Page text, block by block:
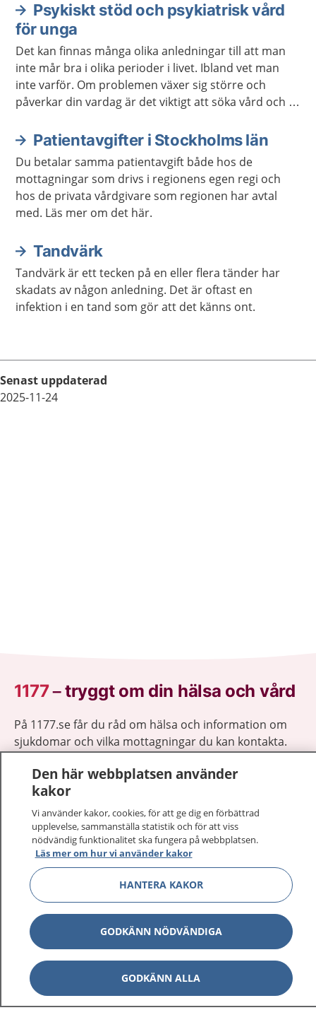
Psykiskt stöd och psykiatrisk vård
för unga
Det kan finnas många olika anledningar till att man
inte mår bra i olika perioder i livet. Ibland vet man
inte varför. Om problemen växer sig större och
påverkar din vardag är det viktigt att söka vård och få
Patientavgifter i Stockholms län
Du betalar samma patientavgift både hos de
mottagningar som drivs i regionens egen regi och
hos de privata vårdgivare som regionen har avtal
med. Läs mer om det här.
Tandvärk
Tandvärk är ett tecken på en eller flera tänder har
skadats av någon anledning. Det är oftast en
infektion i en tand som gör att det känns ont.
Senast uppdaterad
2025-11-24
1177–tryggt om din hälsa och vård
På 1177.se får du råd om hälsa och information om
sjukdomar och vilka mottagningar du kan kontakta.
vårdärenden. Ring telefonnummer 1177 för
sjukvårdsrådgivning dygnet runt.
1177 ger dig råd när du vill må bättre.
1177 på flera språk Visa
Om 1177 Visa
Kontakt Visa
Den här webbplatsen använder
kakor
Vi använder kakor, cookies, för att ge dig en förbättrad
upplevelse, sammanställa statistik och för att viss
nödvändig funktionalitet ska fungera på webbplatsen.
Läs mer om hur vi använder kakor
HANTERA KAKOR
GODKÄNN NÖDVÄNDIGA
GODKÄNN ALLA